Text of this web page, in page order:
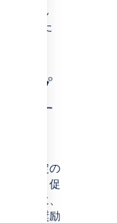
れません
新された
ープ
ンす
グで特定の
するよう促
わりに、
ように奨励